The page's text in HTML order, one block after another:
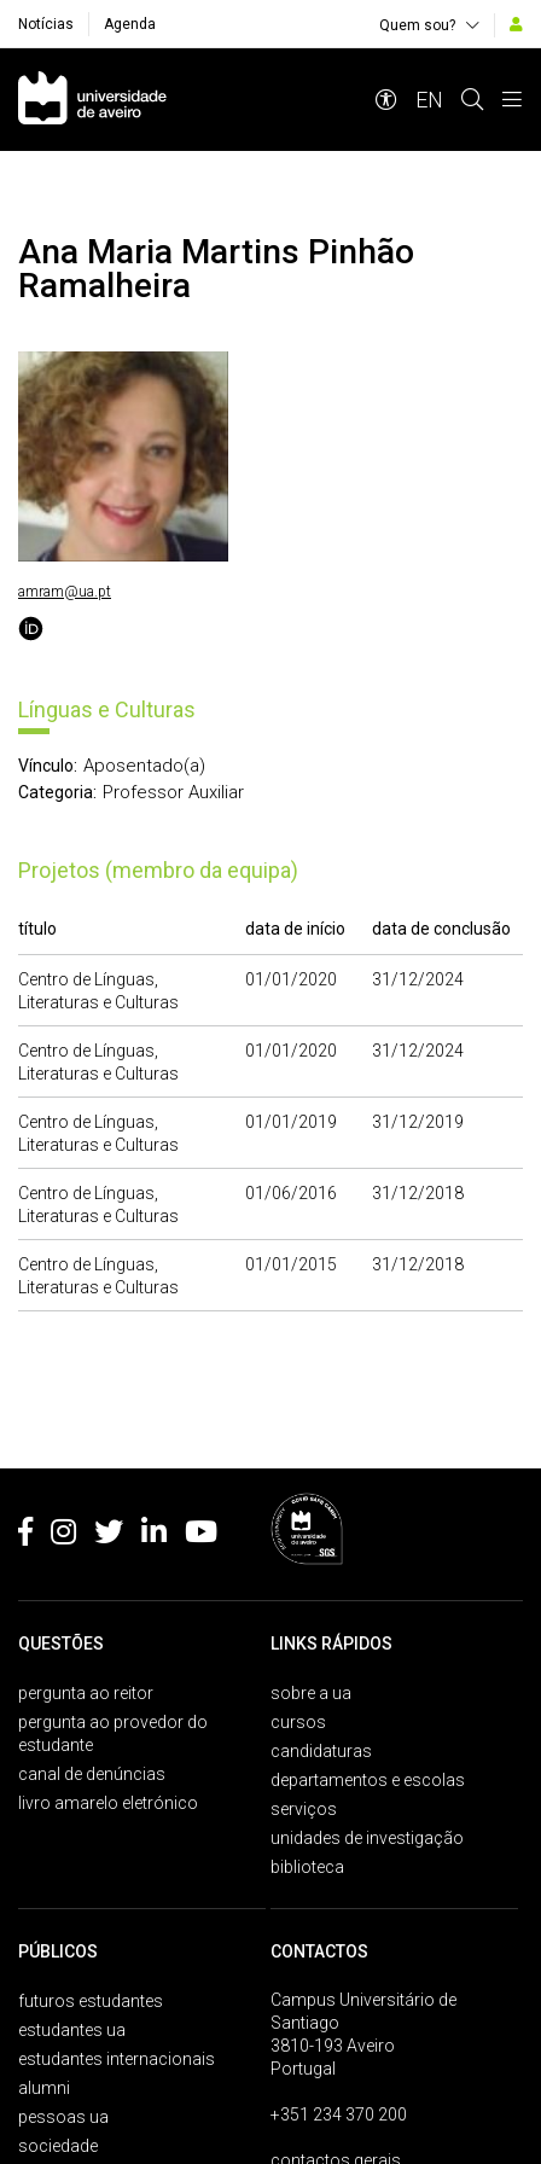
Notícias Agenda Quem sou?
Navegação Principal
EN
Ana Maria Martins Pinhão
Ramalheira
Línguas e Culturas
Vínculo: Aposentado(a)
Categoria: Professor Auxiliar
Projetos (membro da equipa)
título data de início data de conclusão
Centro de Línguas,
Literaturas e Culturas
01/01/2020 31/12/2024
Centro de Línguas,
Literaturas e Culturas
01/01/2020 31/12/2024
Centro de Línguas,
Literaturas e Culturas
01/01/2019 31/12/2019
Centro de Línguas,
Literaturas e Culturas
01/06/2016 31/12/2018
Centro de Línguas,
Literaturas e Culturas
01/01/2015 31/12/2018
amram@ua.pt
QUESTÕES
pergunta ao reitor
pergunta ao provedor do
estudante
canal de denúncias
livro amarelo eletrónico
LINKS RÁPIDOS
sobre a ua
cursos
candidaturas
departamentos e escolas
serviços
unidades de investigação
biblioteca
PÚBLICOS
futuros estudantes
estudantes ua
estudantes internacionais
alumni
pessoas ua
sociedade
CONTACTOS
Campus Universitário de
Santiago
3810-193 Aveiro
Portugal
+351 234 370 200